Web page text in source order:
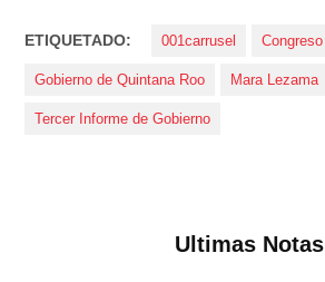
ETIQUETADO: 001carrusel
Gobierno de Quintana Roo Mara Lezama
Tercer Informe de Gobierno
Ultimas Notas